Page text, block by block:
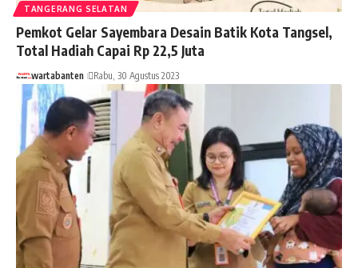
TANGERANG SELATAN
Pemkot Gelar Sayembara Desain Batik Kota Tangsel,
Total Hadiah Capai Rp 22,5 Juta
wartabanten Rabu, 30 Agustus 2023